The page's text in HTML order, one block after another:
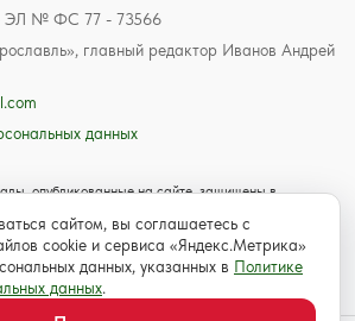
ЭЛ № ФС 77 - 73566
главный редактор Иванов Андрей
данных
опубликованные на сайте, защищены в
международным законодательством об авторском
использование текстовых, фото, аудио и
с согласия правообладателя с обязательной
Для детей старше 16 лет.
сайтом, вы соглашаетесь с
cookie и сервиса «Яндекс.Метрика»
данных, указанных в Политике
данных.